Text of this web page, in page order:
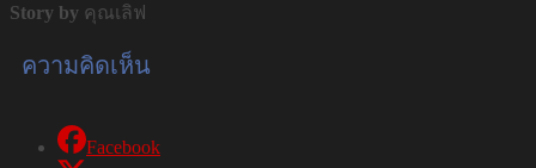
Story by คุณเลิฟ
ความคิดเห็น
Facebook